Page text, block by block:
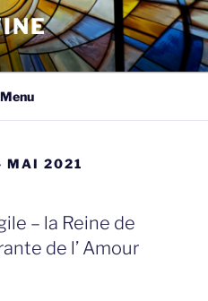
Menu
MAI 2021
– la Reine de
de l’ Amour